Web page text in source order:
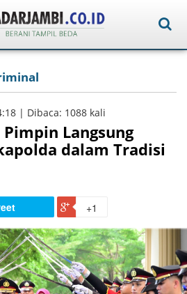
| Dibaca: 1088 kali
Langsung
dalam Tradisi
+1